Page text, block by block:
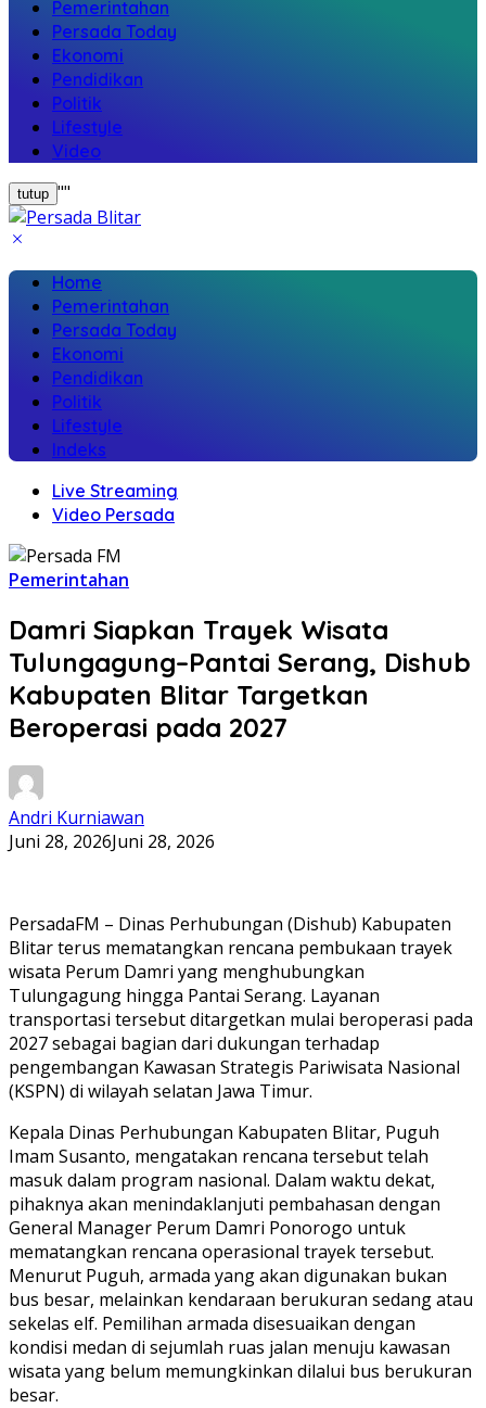
Pemerintahan
Persada Today
Ekonomi
Pendidikan
Politik
Lifestyle
Video
tutup ""
Home
Pemerintahan
Persada Today
Ekonomi
Pendidikan
Politik
Lifestyle
Indeks
Live Streaming
Video Persada
Pemerintahan
Damri Siapkan Trayek Wisata
Tulungagung–Pantai Serang, Dishub
Kabupaten Blitar Targetkan
Beroperasi pada 2027
Andri Kurniawan
Juni 28, 2026Juni 28, 2026
PersadaFM – Dinas Perhubungan (Dishub) Kabupaten
Blitar terus mematangkan rencana pembukaan trayek
wisata Perum Damri yang menghubungkan
Tulungagung hingga Pantai Serang. Layanan
transportasi tersebut ditargetkan mulai beroperasi pada
2027 sebagai bagian dari dukungan terhadap
pengembangan Kawasan Strategis Pariwisata Nasional
(KSPN) di wilayah selatan Jawa Timur.
Kepala Dinas Perhubungan Kabupaten Blitar, Puguh
Imam Susanto, mengatakan rencana tersebut telah
masuk dalam program nasional. Dalam waktu dekat,
pihaknya akan menindaklanjuti pembahasan dengan
General Manager Perum Damri Ponorogo untuk
mematangkan rencana operasional trayek tersebut.
Menurut Puguh, armada yang akan digunakan bukan
bus besar, melainkan kendaraan berukuran sedang atau
sekelas elf. Pemilihan armada disesuaikan dengan
kondisi medan di sejumlah ruas jalan menuju kawasan
wisata yang belum memungkinkan dilalui bus berukuran
besar.